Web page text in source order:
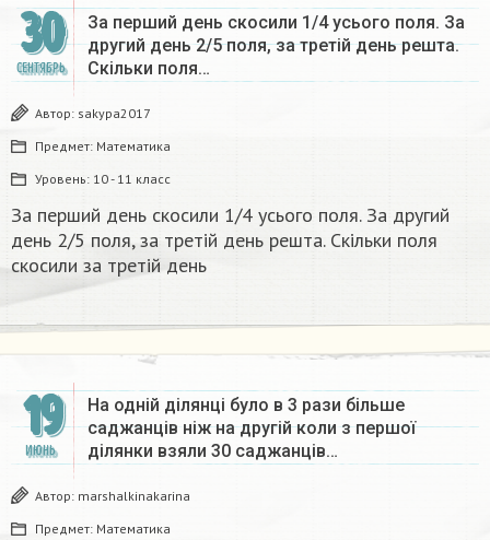
30
СЕНТЯБРЬ
За перший день скосили 1/4 усього поля. За
другий день 2/5 поля, за третій день решта.
Скільки поля…
Автор: sakypa2017
Предмет: Математика
Уровень: 10 - 11 класс
За перший день скосили 1/4 усього поля. За другий
день 2/5 поля, за третій день решта. Скільки поля
скосили за третій день ​
19
ИЮНЬ
На одній ділянці було в 3 рази більше
саджанців ніж на другій коли з першої
ділянки взяли 30 саджанців…
Автор: marshalkinakarina
Предмет: Математика